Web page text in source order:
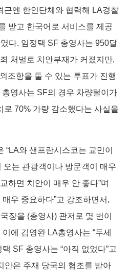
근엔 한인단체와 협력해 LA경찰
받고 한국어로 서비스를 제공
다. 임정택 SF 총영사는 950달
처벌로 치안부재가 커졌지만,
조항을 둘 수 있는 투표가 진행
영사는 SF의 경우 차량털이가
로 70% 가량 감소했다는 사실을
“LA와 샌프란시스코는 교민이
오는 관광객이나 방문객이 매우
하면 치안이 매우 안 좋다”며
우 중요하다”고 강조하면서,
장을 (총영사) 관저로 몇 번이
에 김영완 LA총영사는 “두세
SF 총영사는 “아직 없었다”고
안은 주재 당국의 협조를 받아